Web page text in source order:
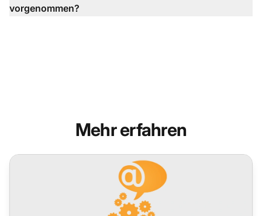
vorgenommen?
Mehr erfahren
LiveAgent Monatliche Updates: Oktober-Ausgabe 2024